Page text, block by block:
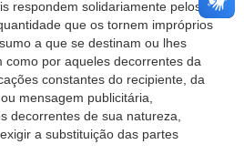
respondem solidariamente pelos
que os tornem impróprios
a que se destinam ou lhes
como por aqueles decorrentes da
constantes do recipiente, da
mensagem publicitária,
decorrentes de sua natureza,
a substituição das partes